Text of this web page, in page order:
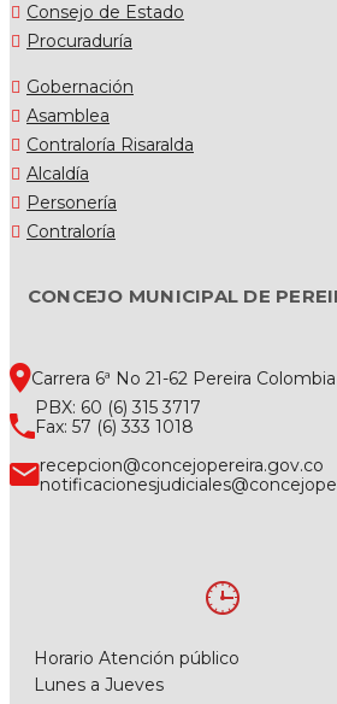
Consejo de Estado
Procuraduría
Gobernación
Asamblea
Contraloría Risaralda
Alcaldía
Personería
Contraloría
CONCEJO MUNICIPAL DE
Carrera 6ª No 21-62 Pereira Colombia
PBX: 60 (6) 315 3717
Fax: 57 (6) 333 1018
recepcion@concejopereira.gov.co
Horario Atención público
Lunes a Jueves